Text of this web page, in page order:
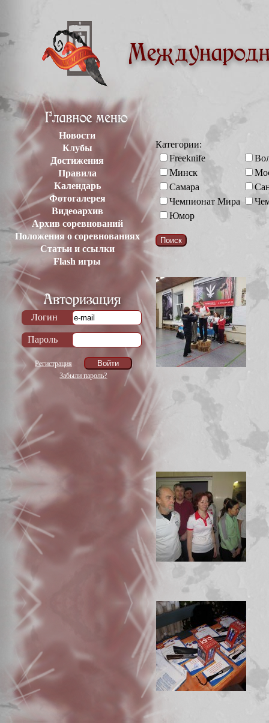
Новости
Клубы
Достижения
Правила
Календарь
Фотогалерея
Видеоархив
Архив соревнований
Положения о соревнованиях
Статьи и ссылки
Flash игры
Логин
Пароль
Регистрация
Забыли пароль?
Категории:
Freeknife
Минск
Самара
Чемпионат Мира
Юмор